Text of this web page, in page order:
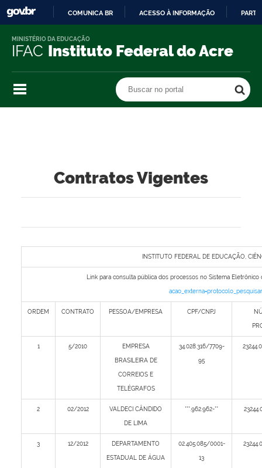
O
COMUNICA BR ACESSO À INFORMAÇÃO
IFAC Instituto Federal do Acre
MINISTÉRIO DA EDUCAÇÃO
Buscar no portal
Contratos Vigentes
INSTITUTO FEDERAL DE EDUCAÇÃO,
Link para consulta pública dos processos no Sistema Eletrônico
ORDEM CONTRATO PESSOA/EMPRESA CPF/CNPJ
1 5/2010 EMPRESA
BRASILEIRA DE
CORREIOS E
TELÉGRAFOS
34.028.316/7709-
95
2 02/2012 VALDECI CÂNDIDO
DE LIMA
***.962.962-**
3 12/2012 DEPARTAMENTO
ESTADUAL DE ÁGUA
02.405.085/0001-
13